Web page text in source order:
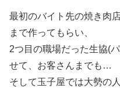
最初のバイト先の焼き肉
まで作ってもらい、
2つ目の職場だった生協(
せて、お客さんまでも…
そして玉子屋では大勢の